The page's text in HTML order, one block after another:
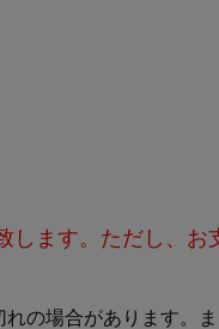
ます。ただし、
の場合があります。